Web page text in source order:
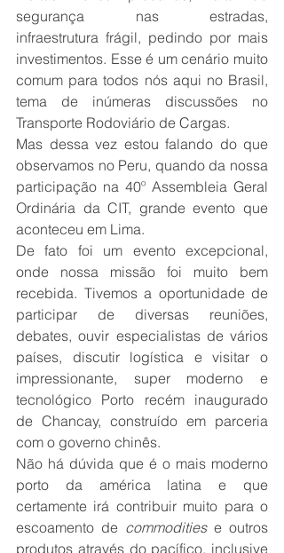
segurança nas estradas,
infraestrutura frágil, pedindo por mais
investimentos. Esse é um cenário muito
comum para todos nós aqui no Brasil,
tema de inúmeras discussões no
Transporte Rodoviário de Cargas.
Mas dessa vez estou falando do que
observamos no Peru, quando da nossa
participação na 40º Assembleia Geral
Ordinária da CIT, grande evento que
aconteceu em Lima.
De fato foi um evento excepcional,
onde nossa missão foi muito bem
recebida. Tivemos a oportunidade de
participar de diversas reuniões,
debates, ouvir especialistas de vários
países, discutir logística e visitar o
impressionante, super moderno e
tecnológico Porto recém inaugurado
de Chancay, construído em parceria
com o governo chinês.
Não há dúvida que é o mais moderno
porto da américa latina e que
certamente irá contribuir muito para o
escoamento de commodities e outros
produtos através do pacífico, inclusive